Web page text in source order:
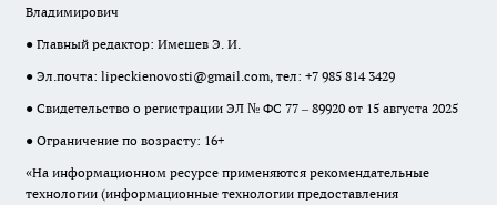
Владимирович
● Главный редактор: Имешев Э. И.
● Эл.почта: lipeckienovosti@gmail.com, тел: +7 985 814 3429
● Свидетельство о регистрации ЭЛ № ФС 77 – 89920 от 15 августа 2025
● Ограничение по возрасту: 16+
«На информационном ресурсе применяются рекомендательные
технологии (информационные технологии предоставления